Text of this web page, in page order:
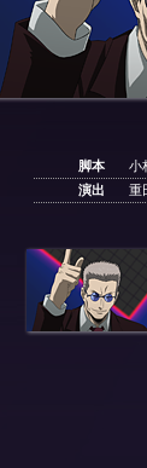
脚本 小
演出
重